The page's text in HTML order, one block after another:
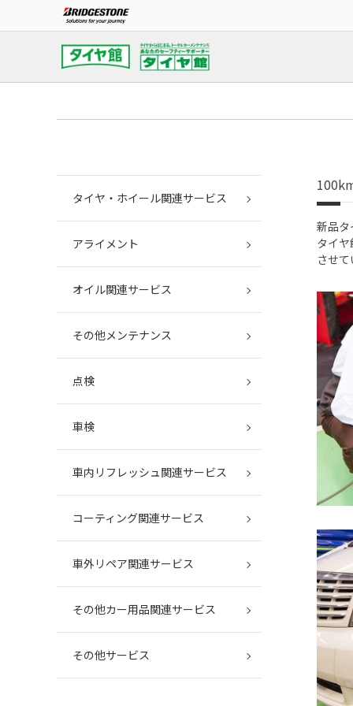
タイヤ・ホイール関連サービス
アライメント
オイル関連サービス
その他メンテナンス
点検
車検
車内リフレッシュ関連サービス
コーティング関連サービス
車外リペア関連サービス
その他カー用品関連サービス
その他サービス
新品タ
タイ
させ